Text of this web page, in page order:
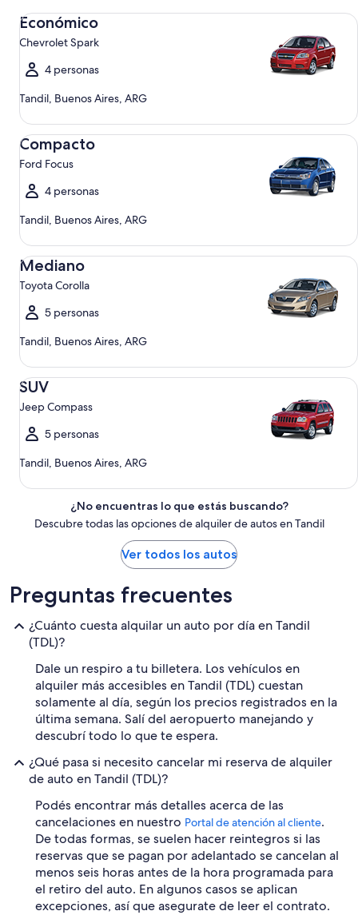
Económico
Chevrolet Spark
4 personas
Tandil, Buenos Aires, ARG
Económico Chevrolet Spark
Compacto
Ford Focus
4 personas
Tandil, Buenos Aires, ARG
Compacto Ford Focus
Mediano
Toyota Corolla
5 personas
Tandil, Buenos Aires, ARG
Mediano Toyota Corolla
SUV
Jeep Compass
5 personas
Tandil, Buenos Aires, ARG
SUV Jeep Compass
¿No encuentras lo que estás buscando?
Descubre todas las opciones de alquiler de autos en Tandil
Ver todos los autos
Preguntas frecuentes
¿Cuánto cuesta alquilar un auto por día en Tandil
(TDL)?
Dale un respiro a tu billetera. Los vehículos en
alquiler más accesibles en Tandil (TDL) cuestan
solamente al día, según los precios registrados en la
última semana. Salí del aeropuerto manejando y
descubrí todo lo que te espera.
¿Qué pasa si necesito cancelar mi reserva de alquiler
de auto en Tandil (TDL)?
Podés encontrar más detalles acerca de las
cancelaciones en nuestro Portal de atención al cliente.
De todas formas, se suelen hacer reintegros si las
reservas que se pagan por adelantado se cancelan al
menos seis horas antes de la hora programada para
el retiro del auto. En algunos casos se aplican
excepciones, así que asegurate de leer el contrato.